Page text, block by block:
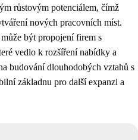
růstovým potenciálem, čímž
nových pracovních míst.
může být propojení firem s
vedlo k rozšíření nabídky a
budování dlouhodobých vztahů s
základnu pro další expanzi a